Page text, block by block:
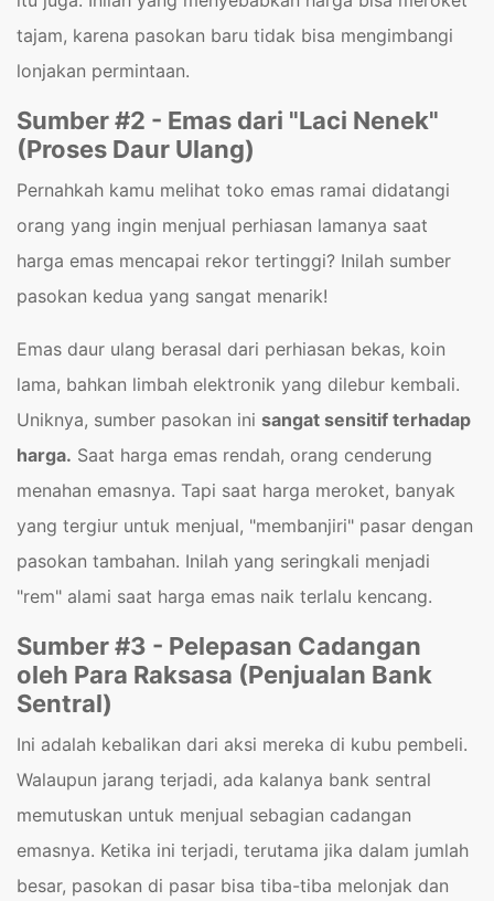
tajam, karena pasokan baru tidak bisa mengimbangi
lonjakan permintaan.
Sumber #2 - Emas dari "Laci Nenek"
(Proses Daur Ulang)
Pernahkah kamu melihat toko emas ramai didatangi
orang yang ingin menjual perhiasan lamanya saat
harga emas mencapai rekor tertinggi? Inilah sumber
pasokan kedua yang sangat menarik!
Emas daur ulang berasal dari perhiasan bekas, koin
lama, bahkan limbah elektronik yang dilebur kembali.
Uniknya, sumber pasokan ini sangat sensitif terhadap
harga. Saat harga emas rendah, orang cenderung
menahan emasnya. Tapi saat harga meroket, banyak
yang tergiur untuk menjual, "membanjiri" pasar dengan
pasokan tambahan. Inilah yang seringkali menjadi
"rem" alami saat harga emas naik terlalu kencang.
Sumber #3 - Pelepasan Cadangan
oleh Para Raksasa (Penjualan Bank
Sentral)
Ini adalah kebalikan dari aksi mereka di kubu pembeli.
Walaupun jarang terjadi, ada kalanya bank sentral
memutuskan untuk menjual sebagian cadangan
emasnya. Ketika ini terjadi, terutama jika dalam jumlah
besar, pasokan di pasar bisa tiba-tiba melonjak dan